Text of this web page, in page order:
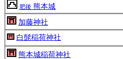
肥後 熊本城
加藤神社
白髭稲荷神社
熊本城稲荷神社